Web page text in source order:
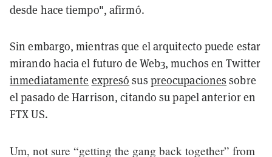
desde hace tiempo", afirmó.
Sin embargo, mientras que el arquitecto puede estar
mirando hacia el futuro de Web3, muchos en Twitter
inmediatamente expresó sus preocupaciones sobre
el pasado de Harrison, citando su papel anterior en
FTX US.
Um, not sure “getting the gang back together” from